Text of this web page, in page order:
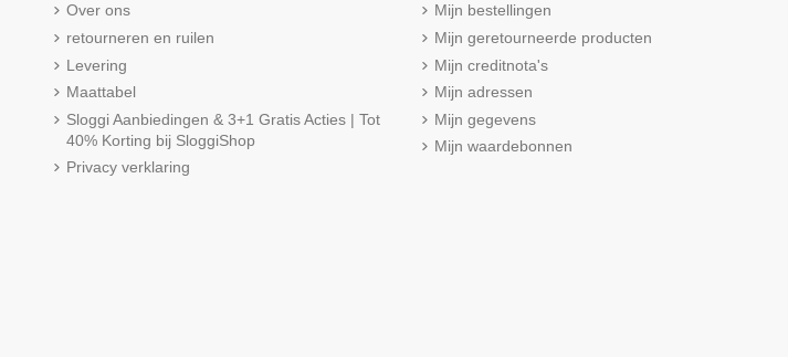
Over ons
retourneren en ruilen
Levering
Maattabel
Sloggi Aanbiedingen & 3+1 Gratis Acties | Tot
40% Korting bij SloggiShop
Privacy verklaring
Mijn bestellingen
Mijn geretourneerde producten
Mijn creditnota's
Mijn adressen
Mijn gegevens
Mijn waardebonnen